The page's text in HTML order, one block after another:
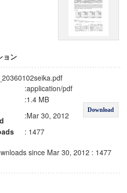
ョン
:application/pdf
Download
:1.4 MB
:Mar 30, 2012
: 1477
since Mar 30, 2012 : 1477